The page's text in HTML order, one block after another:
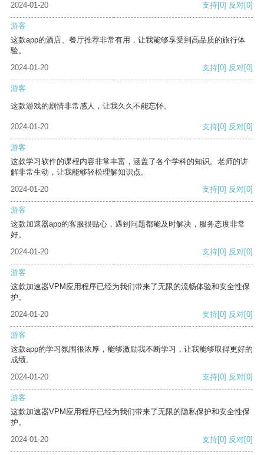
2024-01-20
支持[0] 反对[0]
游客
这款app的酒店、餐厅推荐非常有用，让我能够享受到高品质的旅行体
验。
2024-01-20
支持[0] 反对[0]
游客
这款游戏的剧情非常感人，让我久久不能忘怀。
2024-01-20 支持[0] 反对[0]
游客
这款学习软件的课程内容非常丰富，涵盖了各个学科的知识。老师的讲
解非常生动，让我能够轻松理解知识点。
2024-01-20
支持[0] 反对[0]
游客
这款加速器app的客服很贴心，遇到问题都能及时解决，服务态度非常
好。
2024-01-20
支持[0] 反对[0]
游客
这款加速器VPM应用程序已经为我们带来了无限的流畅体验和安全性保
护。
2024-01-20
支持[0] 反对[0]
游客
这款app的学习氛围很浓厚，能够激励我不断学习，让我能够取得更好的
成绩。
2024-01-20
支持[0] 反对[0]
游客
这款加速器VPM应用程序已经为我们带来了无限的隐私保护和安全性保
护。
2024-01-20
支持[0] 反对[0]